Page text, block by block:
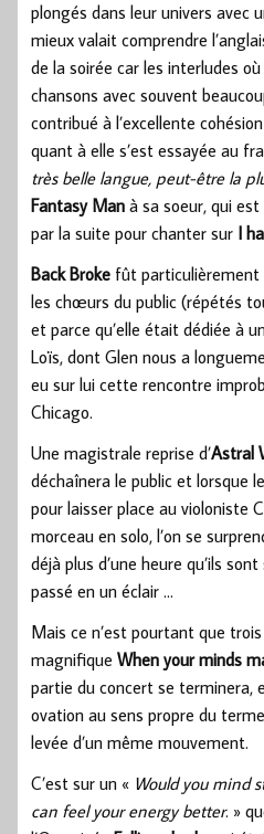
plongés dans leur univers avec
mieux valait comprendre
de la soirée car les interludes
chansons avec souvent
contribué à l’excellente
quant à elle s’est essayée au
très belle langue, peut-être la
Fantasy Man à sa soeur, qui est
par la suite pour chanter sur I
Back Broke fût particulièrement
les chœurs du public (répétés
et parce qu’elle était dédiée à
Loïs, dont Glen nous a
eu sur lui cette rencontre
Chicago.
Une magistrale reprise d’Astral
déchaînera le public et lorsque
pour laisser place au violoniste
morceau en solo, l’on se
déjà plus d’une heure qu’ils
passé en un éclair …
Mais ce n’est pourtant que
magnifique When your minds
partie du concert se terminera,
ovation au sens propre du
levée d’un même mouvement.
C’est sur un « Would you mind
can feel your energy better. »